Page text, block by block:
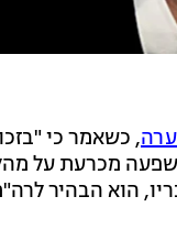
, כשאמר כי
מכרעת על
חטופים בלבד, אז, לדבריו,